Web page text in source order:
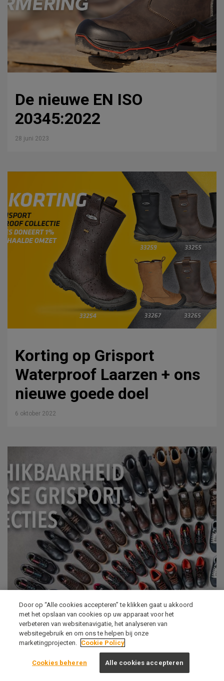
De nieuwe EN ISO
20345:2022
28 juni 2023
Korting op Grisport
Waterproof Laarzen + ons
nieuwe goede doel
6 oktober 2022
Beschikbaarheid diverse
Grisport collecties
Door op “Alle cookies accepteren” te klikken gaat u akkoord
met het opslaan van cookies op uw apparaat voor het
verbeteren van websitenavigatie, het analyseren van
websitegebruik en om ons te helpen bij onze
marketingprojecten. Cookie Policy
Cookies beheren Alle cookies accepteren